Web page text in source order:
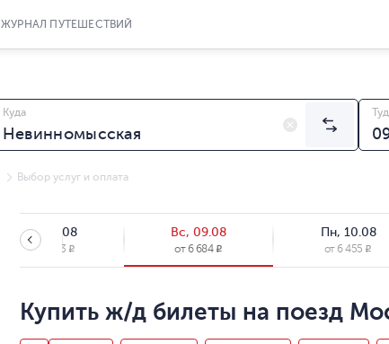
ЖУРНАЛ ПУТЕШЕСТВИЙ
Куда
Выбор услуг и оплата
Сб, 08.08
от12 393 R
Вс, 09.08
от 6 684 R
Пн, 10.08
от 6 455 R
Купить ж/д билеты на поезд